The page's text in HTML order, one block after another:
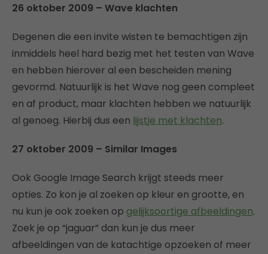
26 oktober 2009 – Wave klachten
Degenen die een invite wisten te bemachtigen zijn
inmiddels heel hard bezig met het testen van Wave
en hebben hierover al een bescheiden mening
gevormd. Natuurlijk is het Wave nog geen compleet
en af product, maar klachten hebben we natuurlijk
al genoeg. Hierbij dus een lijstje met klachten.
27 oktober 2009 – Similar Images
Ook Google Image Search krijgt steeds meer
opties. Zo kon je al zoeken op kleur en grootte, en
nu kun je ook zoeken op gelijksoortige afbeeldingen.
Zoek je op “jaguar” dan kun je dus meer
afbeeldingen van de katachtige opzoeken of meer